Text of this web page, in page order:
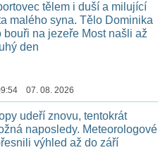
tělem i duší a milující
malého syna. Tělo Dominika
bouři na jezeře Most našli až
den
07. 08. 2026
udeří znovu, tentokrát
naposledy. Meteorologové
výhled až do září